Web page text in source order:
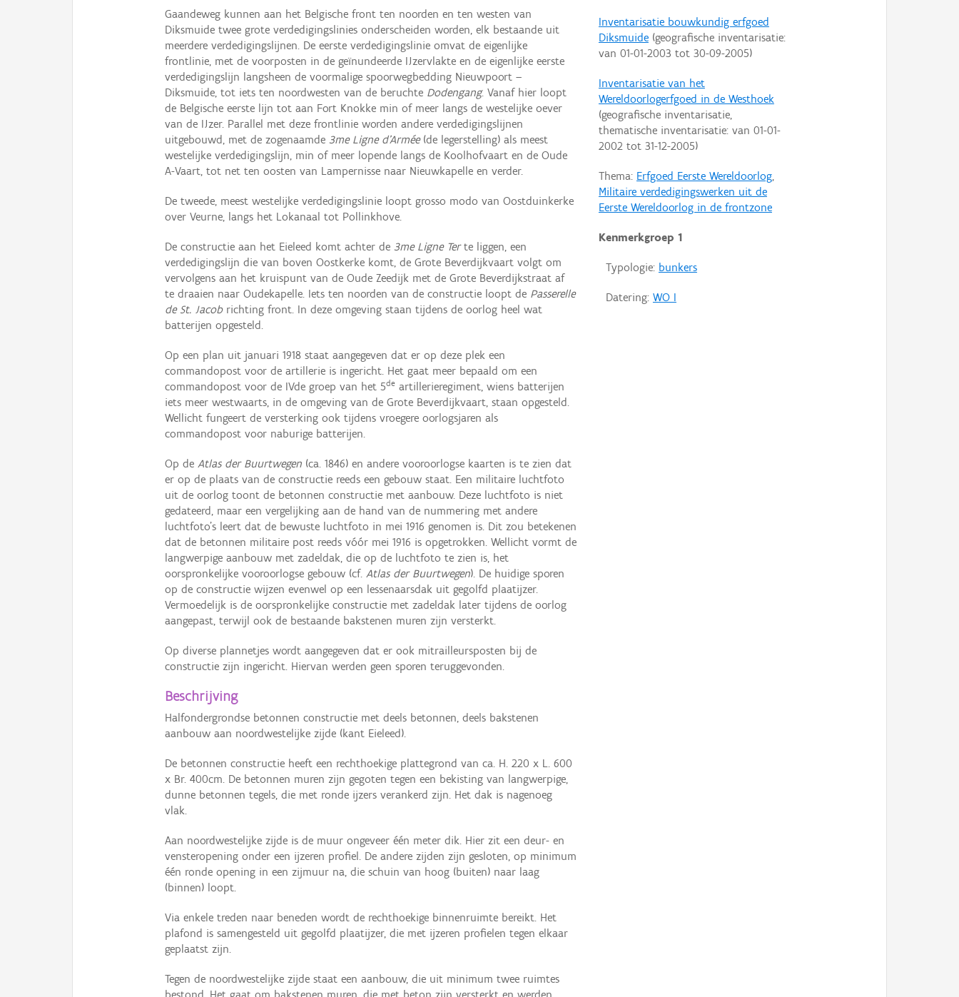
Inventarisatie bouwkundig erfgoed
Diksmuide(geografische inventarisatie:
van 01-01-2003 tot 30-09-2005)
Inventarisatie van het
Wereldoorlogerfgoed in de Westhoek
(geografische inventarisatie,
thematische inventarisatie: van 01-01-
2002tot 31-12-2005)
Thema: Erfgoed Eerste Wereldoorlog,
Militaire verdedigingswerken uit de
Eerste Wereldoorlog in de frontzone
Kenmerkgroep 1
Typologie: bunkers
Datering: WO I
Gaandeweg kunnen aan het Belgische front ten noorden en ten westen van
Diksmuide twee grote verdedigingslinies onderscheiden worden, elk bestaande uit
meerdere verdedigingslijnen. De eerste verdedigingslinie omvat de eigenlijke
frontlinie, met de voorposten in de geïnundeerde IJzervlakte en de eigenlijke eerste
verdedigingslijn langsheen de voormalige spoorwegbedding Nieuwpoort –
Diksmuide, tot iets ten noordwesten van de beruchte Dodengang. Vanaf hier loopt
de Belgische eerste lijn tot aan Fort Knokke min of meer langs de westelijke oever
van de IJzer. Parallel met deze frontlinie worden andere verdedigingslijnen
uitgebouwd, met de zogenaamde3me Ligne d’Armée(de legerstelling) als meest
westelijke verdedigingslijn, min of meer lopende langs de Koolhofvaart en de Oude
A-Vaart, tot net ten oosten van Lampernisse naar Nieuwkapelle en verder.
De tweede, meest westelijke verdedigingslinie loopt grosso modo van Oostduinkerke
over Veurne, langs het Lokanaal tot Pollinkhove.
De constructie aan het Eieleed komt achter de3me Ligne Terte liggen, een
verdedigingslijn die van boven Oostkerke komt, de Grote Beverdijkvaart volgt om
vervolgens aan het kruispunt van de Oude Zeedijk met de Grote Beverdijkstraat af
te draaien naar Oudekapelle. Iets ten noorden van de constructie loopt de Passerelle
de St. Jacob richting front. In deze omgeving staan tijdens de oorlog heel wat
batterijen opgesteld.
Op een plan uit januari 1918 staat aangegeven dat er op deze plek een
commandopost voor de artillerie is ingericht. Het gaat meer bepaald om een
commandopost voor de IVde groep van het 5de artillerieregiment, wiens batterijen
iets meer westwaarts, in de omgeving van de Grote Beverdijkvaart, staan opgesteld.
Wellicht fungeert de versterking ook tijdens vroegere oorlogsjaren als
commandopost voor naburige batterijen.
Op deAtlas der Buurtwegen (ca. 1846) en andere vooroorlogse kaarten is te zien dat
er op de plaats van de constructie reeds een gebouw staat. Een militaire luchtfoto
uit de oorlog toont de betonnen constructie met aanbouw. Deze luchtfoto is niet
gedateerd, maar een vergelijking aan de hand van de nummering met andere
luchtfoto’s leert dat de bewuste luchtfoto in mei 1916 genomen is. Dit zou betekenen
dat de betonnen militaire post reeds vóór mei 1916 is opgetrokken. Wellicht vormt de
langwerpige aanbouw met zadeldak, die op de luchtfoto te zien is, het
oorspronkelijke vooroorlogse gebouw (cf.Atlas der Buurtwegen). De huidige sporen
op de constructie wijzen evenwel op een lessenaarsdak uit gegolfd plaatijzer.
Vermoedelijk is de oorspronkelijke constructie met zadeldak later tijdens de oorlog
aangepast, terwijl ook de bestaande bakstenen muren zijn versterkt.
Op diverse plannetjes wordt aangegeven dat er ook mitrailleursposten bij de
constructie zijn ingericht. Hiervan werden geen sporen teruggevonden.
Beschrijving
Halfondergrondse betonnen constructie met deels betonnen, deels bakstenen
aanbouw aan noordwestelijke zijde (kant Eieleed).
De betonnen constructie heeft een rechthoekige plattegrond van ca. H. 220 x L. 600
x Br. 400cm. De betonnen muren zijn gegoten tegen een bekisting van langwerpige,
dunne betonnen tegels, die met ronde ijzers verankerd zijn. Het dak is nagenoeg
vlak.
Aan noordwestelijke zijde is de muur ongeveer één meter dik. Hier zit een deur- en
vensteropening onder een ijzeren profiel. De andere zijden zijn gesloten, op minimum
één ronde opening in een zijmuur na, die schuin van hoog (buiten) naar laag
(binnen) loopt.
Via enkele treden naar beneden wordt de rechthoekige binnenruimte bereikt. Het
plafond is samengesteld uit gegolfd plaatijzer, die met ijzeren profielen tegen elkaar
geplaatst zijn.
Tegen de noordwestelijke zijde staat een aanbouw, die uit minimum twee ruimtes